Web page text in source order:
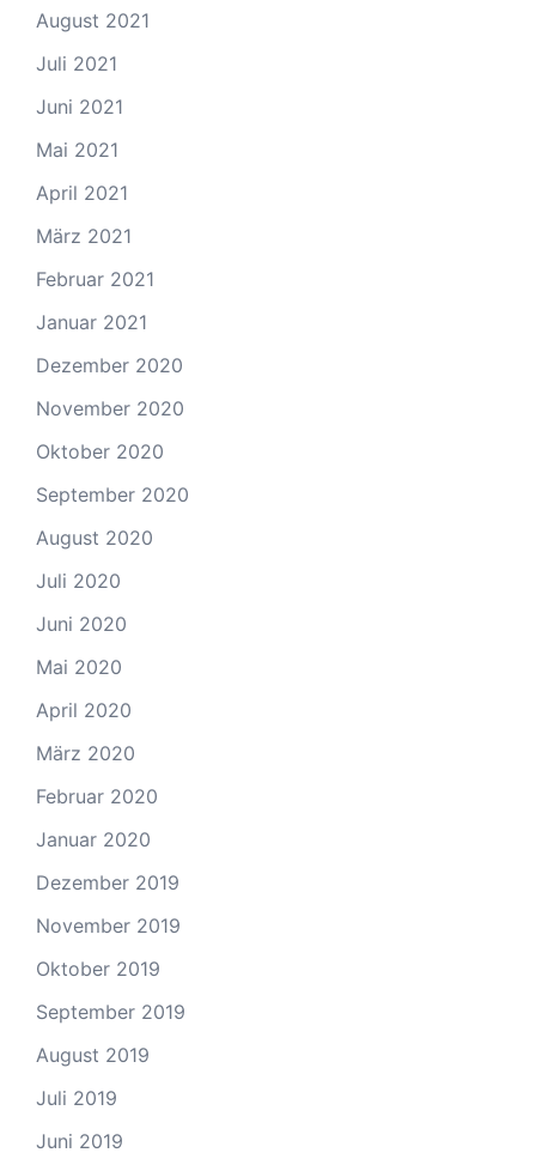
August 2021
Juli 2021
Juni 2021
Mai 2021
April 2021
März 2021
Februar 2021
Januar 2021
Dezember 2020
November 2020
Oktober 2020
September 2020
August 2020
Juli 2020
Juni 2020
Mai 2020
April 2020
März 2020
Februar 2020
Januar 2020
Dezember 2019
November 2019
Oktober 2019
September 2019
August 2019
Juli 2019
Juni 2019